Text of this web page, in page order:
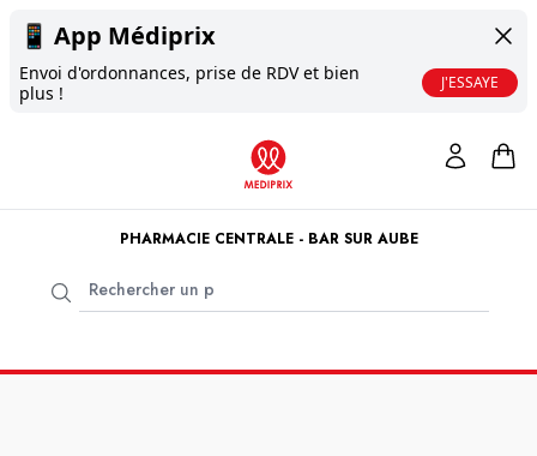
📱 App Médiprix
Envoi d'ordonnances, prise de RDV et bien
plus !
J'ESSAYE
PHARMACIE CENTRALE - BAR SUR AUBE